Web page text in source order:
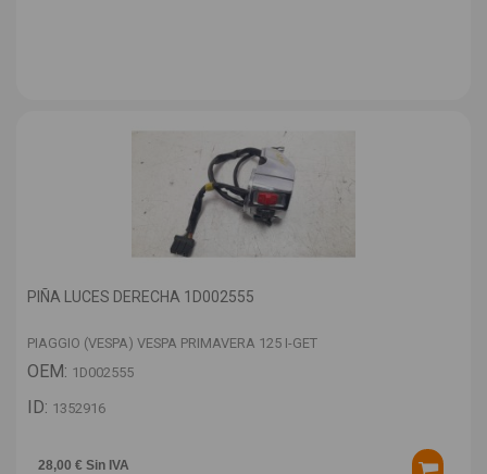
PIÑA LUCES DERECHA 1D002555
PIAGGIO (VESPA) VESPA PRIMAVERA 125 I-GET
OEM: 1D002555
ID: 1352916
28,00 € Sin IVA